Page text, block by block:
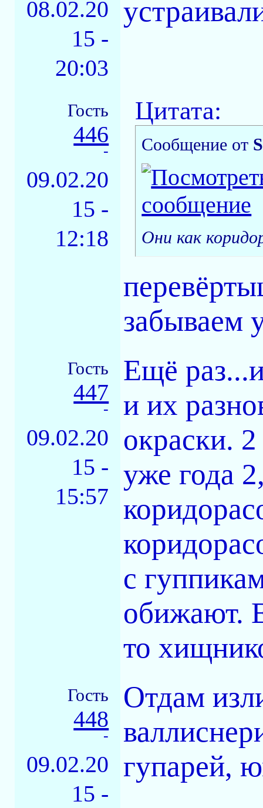
08.02.20
15 -
20:03
Гость
446
-
09.02.20
15 -
12:18
Цитата:
Сообщение от
Они как
забываем
Гость
447
-
09.02.20
15 -
15:57
Ещё
и их
окраски.
уже года
с
обижают.
то
Гость
448
-
09.02.20
15 -
Отдам
гупарей,